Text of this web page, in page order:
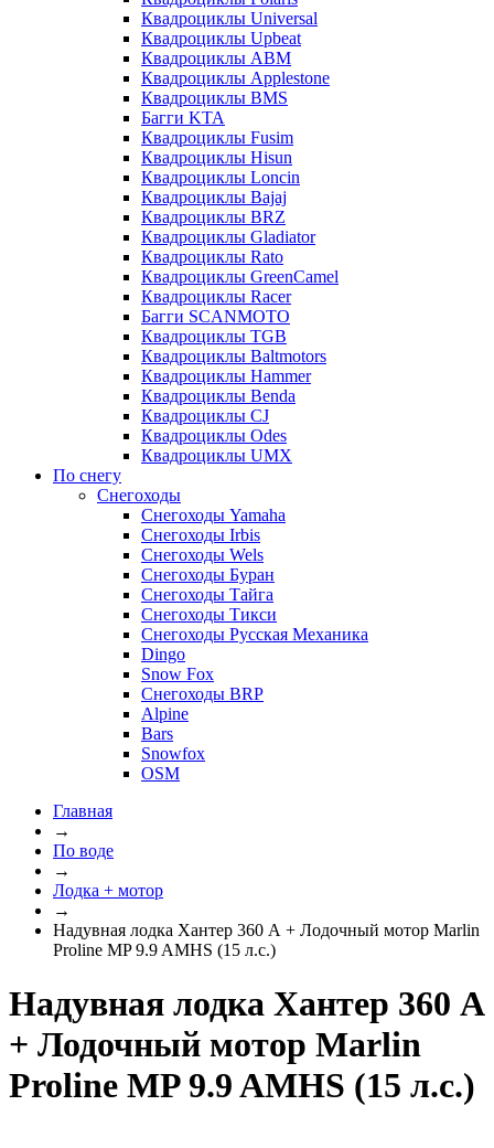
Квадроциклы Universal
Квадроциклы Upbeat
Квадроциклы ABM
Квадроциклы Applestone
Квадроциклы BMS
Багги KTA
Квадроциклы Fusim
Квадроциклы Hisun
Квадроциклы Loncin
Квадроциклы Bajaj
Квадроциклы BRZ
Квадроциклы Gladiator
Квадроциклы Rato
Квадроциклы GreenCamel
Квадроциклы Racer
Багги SCANMOTO
Квадроциклы TGB
Квадроциклы Baltmotors
Квадроциклы Hammer
Квадроциклы Benda
Квадроциклы CJ
Квадроциклы Odes
Квадроциклы UMX
По снегу
Снегоходы
Снегоходы Yamaha
Снегоходы Irbis
Снегоходы Wels
Снегоходы Буран
Снегоходы Тайга
Снегоходы Тикси
Снегоходы Русская Механика
Dingo
Snow Fox
Снегоходы BRP
Alpine
Bars
Snowfox
OSM
Главная
→
По воде
→
Лодка + мотор
→
Надувная лодка Хантер 360 А + Лодочный мотор Marlin
Proline MP 9.9 AMHS (15 л.с.)
Надувная лодка Хантер 360 А
+ Лодочный мотор Marlin
Proline MP 9.9 AMHS (15 л.с.)